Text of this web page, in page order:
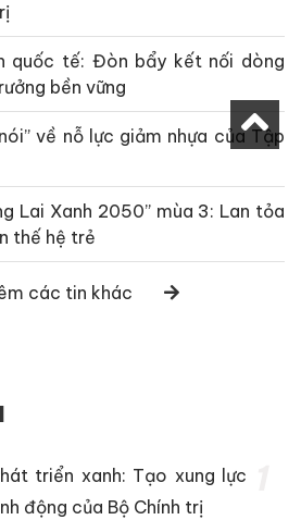
quốc tế: Đòn bẩy kết nối dòng
bền vững
về nỗ lực giảm nhựa của Tập
Lai Xanh 2050” mùa 3: Lan tỏa
thế hệ trẻ
các tin khác
triển xanh: Tạo xung lực
động của Bộ Chính trị